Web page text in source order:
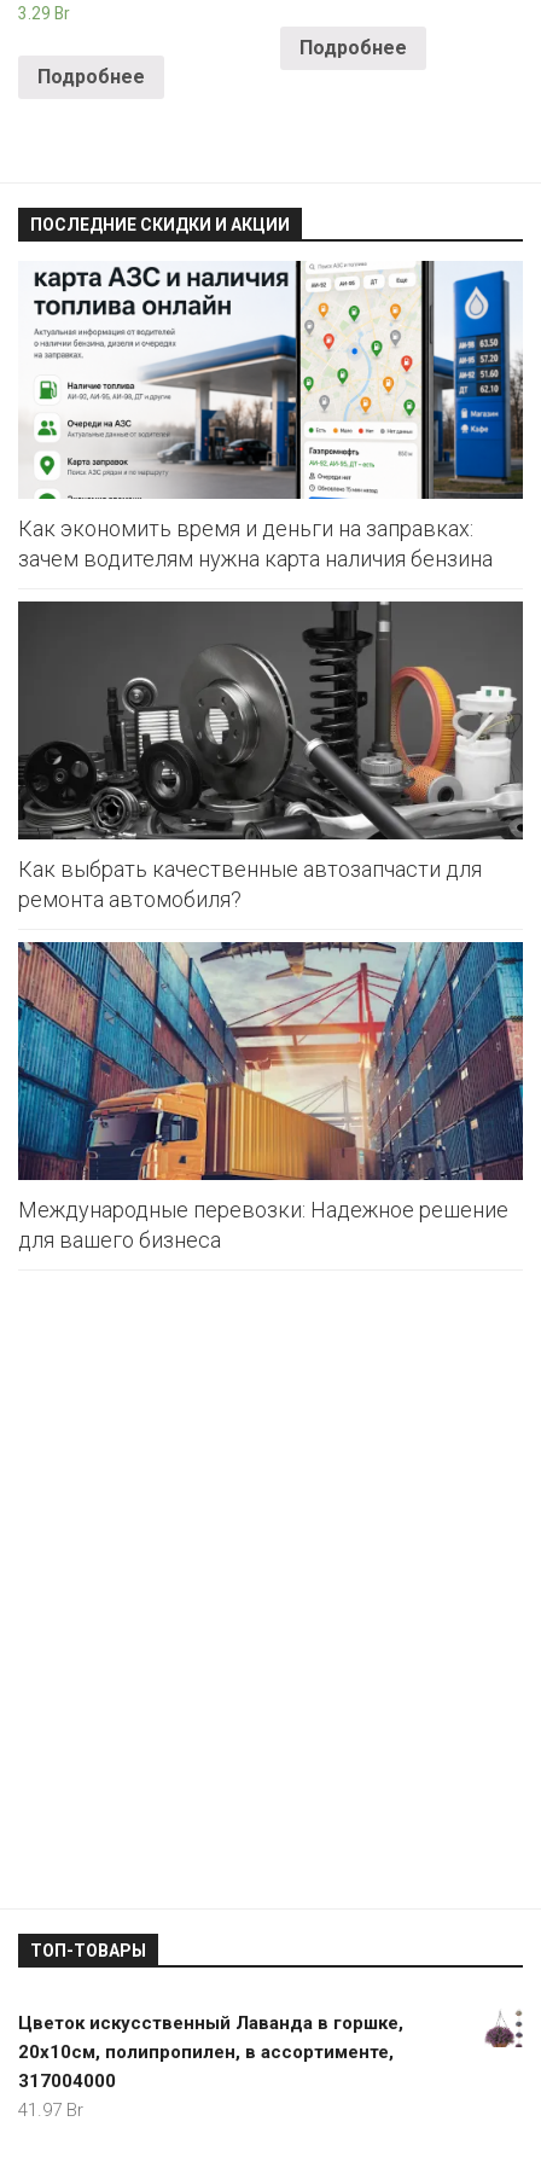
3.29 Br
Подробнее
Подробнее
ПОСЛЕДНИЕ СКИДКИ И АКЦИИ
Как экономить время и деньги на заправках:
зачем водителям нужна карта наличия бензина
Как выбрать качественные автозапчасти для
ремонта автомобиля?
Международные перевозки: Надежное решение
для вашего бизнеса
ТОП-ТОВАРЫ
Цветок искусственный Лаванда в горшке,
20х10см, полипропилен, в ассортименте,
317004000
41.97 Br